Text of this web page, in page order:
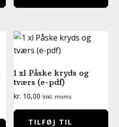
1 xl Påske kryds og
tværs (e-pdf)
kr. 10,00 Inkl. moms
TILFØJ TIL